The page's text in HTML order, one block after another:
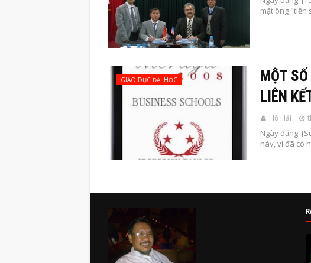
mặt ông "tiến
GIÁO DỤC ĐẠI HỌC
MỘT
LIÊN
Hồ Hải
Ngày đăng:
này, vì đã có